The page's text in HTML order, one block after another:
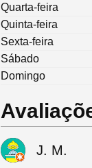
Quarta-feira
Quinta-feira
Sexta-feira
Sábado
Domingo
J. M.